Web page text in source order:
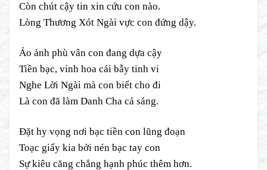
Còn chút cậy tin xin cứu con nào.
Lòng Thương Xót Ngài vực con đứng dậy.
Ảo ảnh phù vân con đang dựa cậy
Tiền bạc, vinh hoa cái bẫy tinh vi
Nghe Lời Ngài mà con biết cho đi
Là con đã làm Danh Cha cả sáng.
Đặt hy vọng nơi bạc tiền con lũng đoạn
Toạc giấy kia bởi nén bạc tay con
Sự kiêu căng chẳng hạnh phúc thêm hơn.